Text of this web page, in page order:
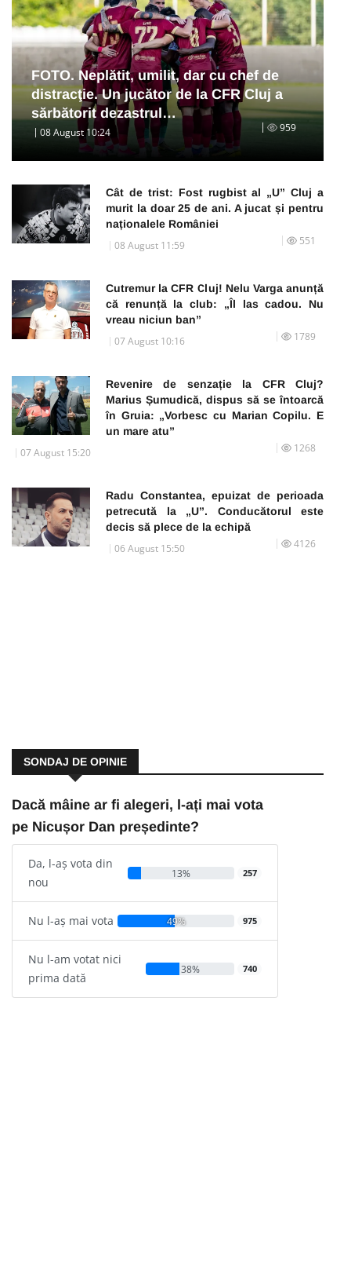
FOTO. Neplătit, umilit, dar cu chef de
distracţie. Un jucător de la CFR Cluj a
sărbătorit dezastrul…
08 August 10:24 959
Cât de trist: Fost rugbist al „U” Cluj a
murit la doar 25 de ani. A jucat și pentru
naționalele României
08 August 11:59 551
Cutremur la CFR Cluj! Nelu Varga anunță
că renunță la club: „Îl las cadou. Nu
vreau niciun ban”
07 August 10:16 1789
Revenire de senzație la CFR Cluj?
Marius Șumudică, dispus să se întoarcă
în Gruia: „Vorbesc cu Marian Copilu. E
un mare atu”
07 August 15:20 1268
Radu Constantea, epuizat de perioada
petrecută la „U”. Conducătorul este
decis să plece de la echipă
06 August 15:50 4126
SONDAJ DE OPINIE
Dacă mâine ar fi alegeri, l-ați mai vota
pe Nicușor Dan președinte?
Da, l-aș vota din
nou
13% 257
Nu l-aș mai vota 49% 975
Nu l-am votat nici
prima dată
38% 740